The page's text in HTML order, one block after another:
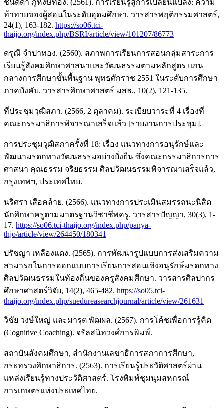
ชนัดดา ภูหงษ์ทอง. (2561). การเรียนรู้สู่การเปลี่ยนแปลง: ความ
ท้าทายของผู้สอนในระดับอุดมศึกษา. วารสารพฤติกรรมศาสตร์,
24(1), 163-182. https://so06.tci-
thaijo.org/index.php/BSRI/article/view/101207/86773
ดรุณี จำปาทอง. (2560). สภาพการเรียนการสอนกลุ่มสาระการ
เรียนรู้สังคมศึกษาศาสนาและวัฒนธรรมตามหลักสูตร แกน
กลางการศึกษาขั้นพื้นฐาน พุทธศักราช 2551 ในระดับการศึกษา
ภาคบังคับ. วารสารศึกษาศาสตร์ มสธ., 10(2), 121-135.
ที่ประชุมวุฒิสภา. (2566, 2 ตุลาคม). ระเบียบวาระที่ 4 เรื่องที่
คณะกรรมาธิการพิจารณาเสร็จแล้ว [รายงานการประชุม].
การประชุมวุฒิสภาครั้งที่ 18: เรื่อง แนวทางการอนุรักษ์และ
พัฒนามรดกทางวัฒนธรรมอย่างยั่งยืน ซึ่งคณะกรรมาธิการการ
ศาสนา คุณธรรม จริยธรรม ศิลปวัฒนธรรมพิจารณาเสร็จแล้ว,
กรุงเทพฯ, ประเทศไทย.
นริศรา เสือคล้าย. (2566). แนวทางการประเมินสมรรถนะนิสิต
นักศึกษาครูตามมาตรฐานวิชาชีพครู. วารสารปัญญา, 30(3), 1-
17. https://so06.tci-thaijo.org/index.php/panya-
thjo/article/view/264450/180341
ปรัชญา เหลืองแดง. (2565). การพัฒนารูปแบบการส่งเสริมความ
สามารถในการออกแบบการเรียนการสอนเชิงอนุรักษ์มรดกทาง
ศิลปวัฒนธรรมในท้องถิ่นของครูสังคมศึกษา. วารสารศิลปากร
ศึกษาศาสตร์วิจัย, 14(2), 465-482. https://so05.tci-
thaijo.org/index.php/suedureasearchjournal/article/view/261631
วิชัย วงษ์ใหญ่ และมารุต พัฒผล. (2567). การโค้ชเพื่อการรู้คิด
(Cognitive Coaching). จรัลสนิทวงศ์การพิมพ์.
สถาบันสังคมศึกษา, สำนักงานเลขาธิการสภาการศึกษา,
กระทรวงศึกษาธิการ. (2563). การเรียนรู้ประวัติศาสตร์ผ่าน
แหล่งเรียนรู้ทางประวัติศาสตร์. โรงพิมพ์ชุมนุมสหกรณ์
การเกษตรแห่งประเทศไทย.